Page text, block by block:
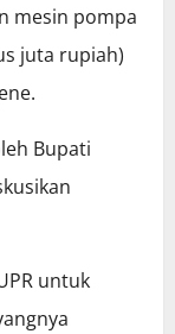
mesin pompa
juta rupiah)
Bupati
untuk